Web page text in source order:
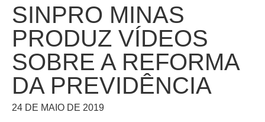
SINPRO MINAS
PRODUZ VÍDEOS
SOBRE A REFORMA
DA PREVIDÊNCIA
24 DE MAIO DE 2019